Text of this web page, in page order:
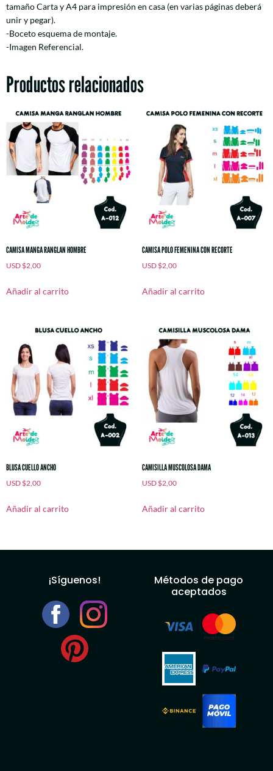
tamaño Carta y A4 para impresión en casa (en varias páginas deberá
unir y pegar).
-Boceto esquema de montaje.
-Imagen Referencial.
Productos relacionados
CAMISA MANGA RANGLAN HOMBRE
USD $2,00
Añadir al carrito
CAMISA POLO FEMENINA CON RECORTE
USD $2,00
Añadir al carrito
BLUSA CUELLO ANCHO
USD $2,00
Añadir al carrito
CAMISILLA MUSCOLOSA DAMA
USD $2,00
Añadir al carrito
¡Síguenos!
Métodos de pago
aceptados